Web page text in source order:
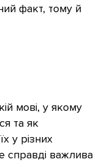
факт, тому й
мові, у якому
та як
у різних
справді важлива